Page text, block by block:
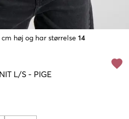
cm høj og har størrelse 14
L/S - PIGE